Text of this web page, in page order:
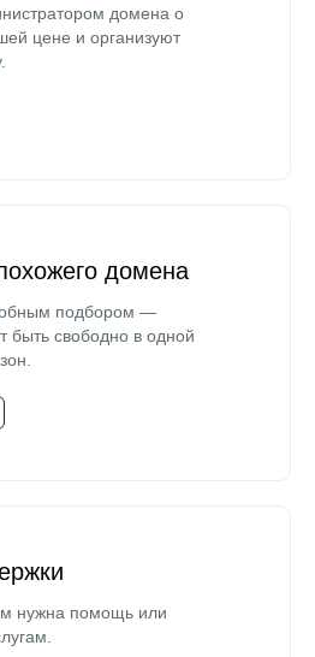
домена о
цене и организуют
домена
подбором —
быть свободно в одной
нужна помощь или